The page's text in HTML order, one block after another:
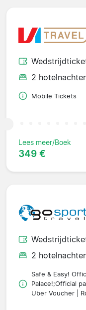
2
Mobile Tickets
Lees meer/Boek
349 €
2
Safe & Easy!
Palace!;Official
Uber Voucher |